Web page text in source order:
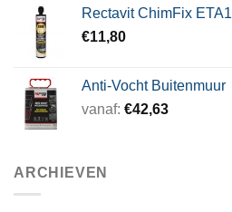
Rectavit ChimFix ETA1
€11,80
Anti-Vocht Buitenmuur
vanaf: €42,63
ARCHIEVEN